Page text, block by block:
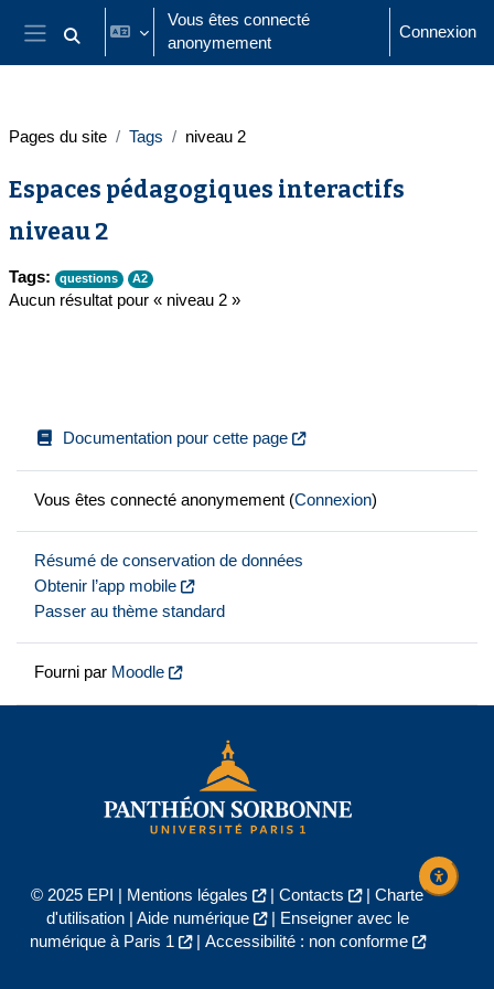
Passer au contenu principal
Panneau latéral
Activer/désactiver la saisie de recherche
Vous êtes connecté
anonymement
Connexion
Pages du site Tags niveau 2
Espaces pédagogiques interactifs
niveau 2
Tags: questions A2
Aucun résultat pour « niveau 2 »
Documentation pour cette page
Vous êtes connecté anonymement (Connexion)
Résumé de conservation de données
Obtenir l’app mobile
Passer au thème standard
Fourni par Moodle
© 2025 EPI | Mentions légales | Contacts | Charte
d'utilisation| Aide numérique |
Enseigner avec le
numérique à Paris 1
| Accessibilité : non conforme